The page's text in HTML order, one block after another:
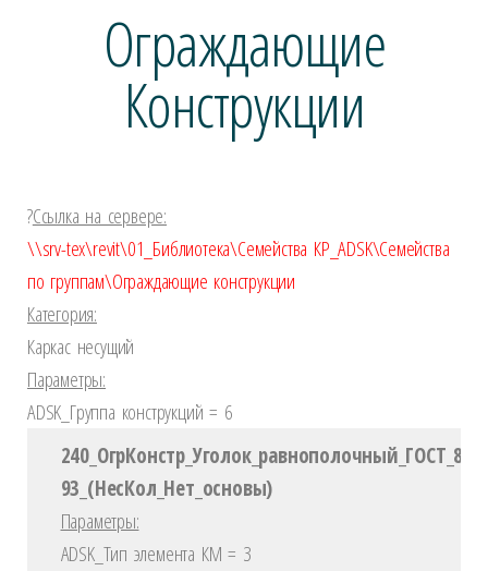
Ограждающие
Конструкции
?️Ссылка на сервере:
\\srv-tex\revit\01_Библиотека\Семейства КР_ADSK\Семейства
по группам\Ограждающие конструкции
Категория:
Каркас несущий
Параметры:
ADSK_Группа конструкций = 6
93_(НесКол_Нет_основы)
Параметры:
ADSK_Тип элемента КМ = 3